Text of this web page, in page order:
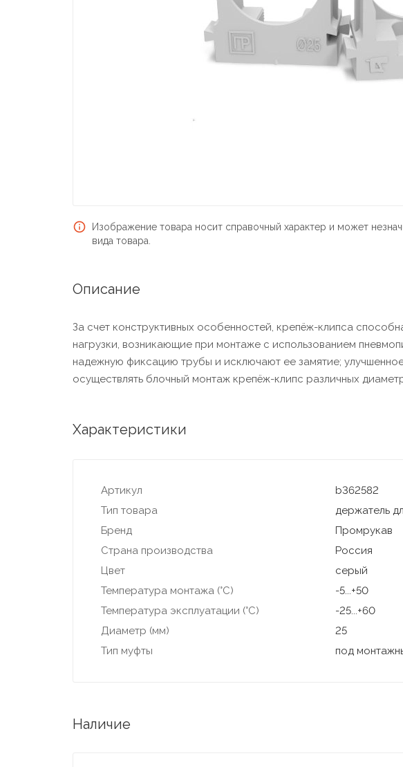
Изображение товара носит справочный характер и может
вида товара.
Описание
За счет конструктивных особенностей, крепёж-клипса
нагрузки, возникающие при монтаже с использованием
надежную фиксацию трубы и исключают ее замятие;
осуществлять блочный монтаж крепёж-клипс различных
Характеристики
Артикул
b362582
Тип товара
держатель
Бренд
Промрукав
Страна производства
Россия
Цвет
серый
Температура монтажа (°С)
-5...+50
Температура эксплуатации (°С)
-25...+60
Диаметр (мм)
25
Тип муфты
под
Наличие